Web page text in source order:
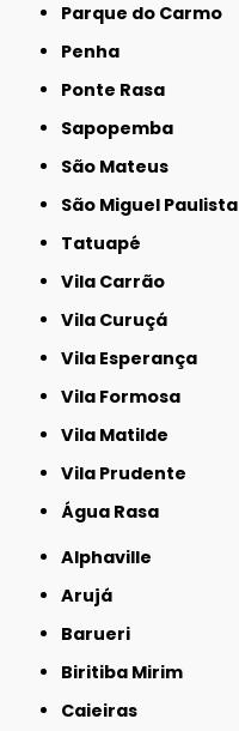
Parque do Carmo
Penha
Ponte Rasa
Sapopemba
São Mateus
São Miguel Paulista
Tatuapé
Vila Carrão
Vila Curuçá
Vila Esperança
Vila Formosa
Vila Matilde
Vila Prudente
Água Rasa
Alphaville
Arujá
Barueri
Biritiba Mirim
Caieiras